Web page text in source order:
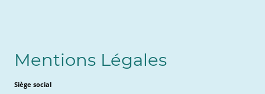
Mentions Légales
Siège social